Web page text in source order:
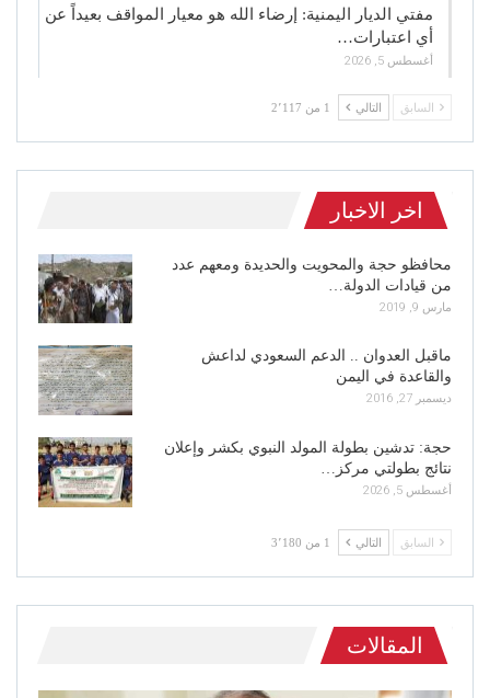
مفتي الديار اليمنية: إرضاء الله هو معيار المواقف بعيداً عن
أي اعتبارات…
أغسطس 5, 2026
السابق التالي 1 من 2٬117
اخر الاخبار
محافظو حجة والمحويت والحديدة ومعهم عدد
من قيادات الدولة…
مارس 9, 2019
ماقبل العدوان .. الدعم السعودي لداعش
والقاعدة في اليمن
ديسمبر 27, 2016
حجة: تدشين بطولة المولد النبوي بكشر وإعلان
نتائج بطولتي مركز…
أغسطس 5, 2026
السابق التالي 1 من 3٬180
المقالات